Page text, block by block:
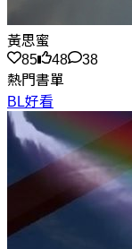
黃思蜜
85
48
38
熱門書單
BL好看